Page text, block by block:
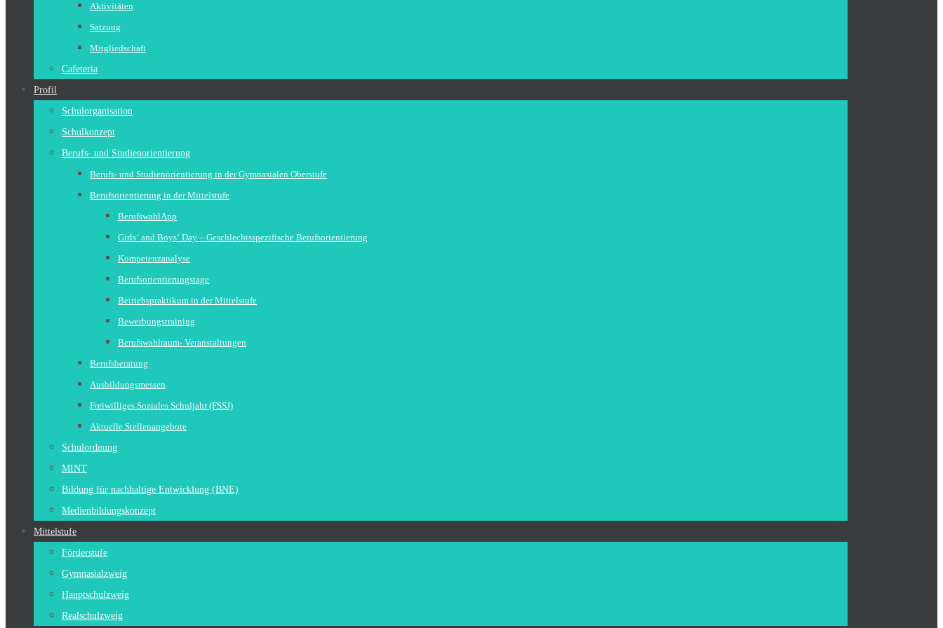
Aktivitäten
Satzung
Mitgliedschaft
Cafeteria
Profil
Schulorganisation
Schulkonzept
Berufs- und Studienorientierung
Berufs- und Studienorientierung in der Gymnasialen Oberstufe
Berufsorientierung in der Mittelstufe
BerufswahlApp
Girls‘ and Boys‘ Day – Geschlechtsspezifische Berufsorientierung
Kompetenzanalyse
Berufsorientierungstage
Betriebspraktikum in der Mittelstufe
Bewerbungstraining
Berufswahlraum- Veranstaltungen
Berufsberatung
Ausbildungsmessen
Freiwilliges Soziales Schuljahr (FSSJ)
Aktuelle Stellenangebote
Schulordnung
MINT
Bildung für nachhaltige Entwicklung (BNE)
Medienbildungskonzept
Mittelstufe
Förderstufe
Gymnasialzweig
Hauptschulzweig
Realschulzweig